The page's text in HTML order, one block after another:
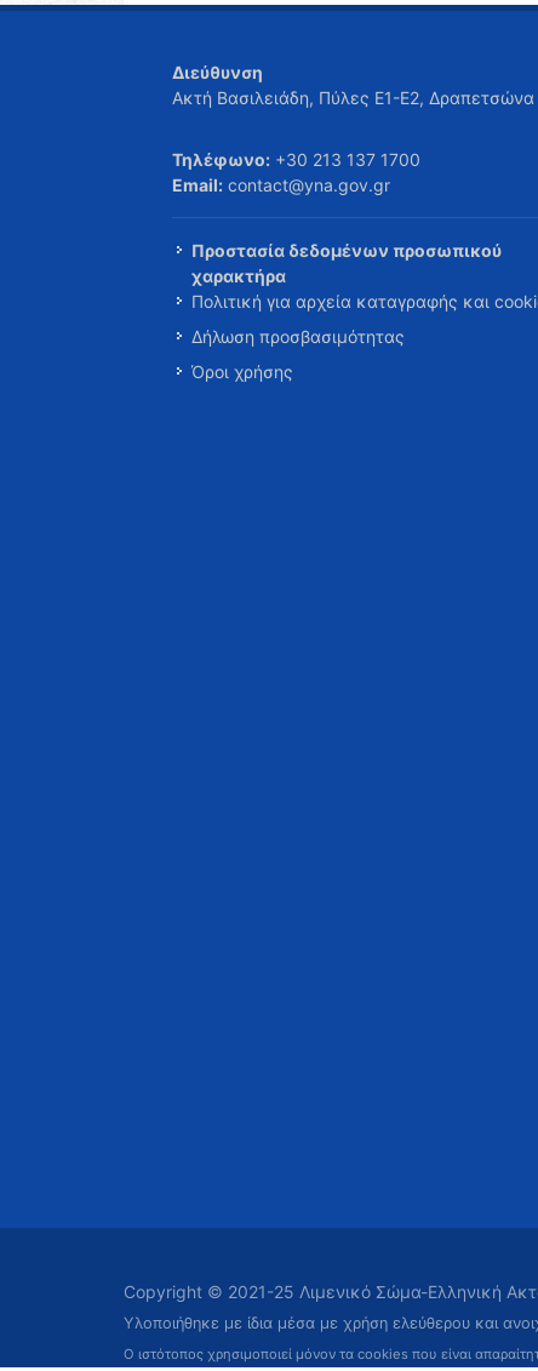
Διεύθυνση
Ακτή Βασιλειάδη, Πύλες Ε1-Ε2, Δραπετσώνα
Τηλέφωνο: +30 213 137 1700
Email: contact@yna.gov.gr
Προστασία δεδομένων προσωπικού
χαρακτήρα
Πολιτική για αρχεία καταγραφής και
Δήλωση προσβασιμότητας
Όροι χρήσης
Copyright © 2021-25 Λιμενικό Σώμα-Ελληνική
Υλοποιήθηκε με ίδια μέσα με χρήση ελεύθερου και
Ο ιστότοπος χρησιμοποιεί μόνον τα cookies που είναι